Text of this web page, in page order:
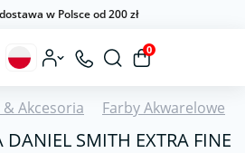
w Polsce od 200 zł
0
Akcesoria Farby Akwarelowe
DANIEL SMITH EXTRA FINE